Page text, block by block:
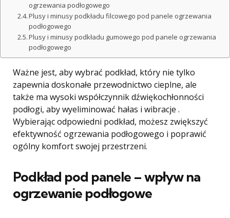
ogrzewania podłogowego
Plusy i minusy podkładu filcowego pod panele ogrzewania
podłogowego
Plusy i minusy podkładu gumowego pod panele ogrzewania
podłogowego
Ważne jest, aby wybrać podkład, który nie tylko
zapewnia doskonałe przewodnictwo cieplne, ale
także ma wysoki współczynnik dźwiękochłonności
podłogi, aby wyeliminować hałas i wibracje .
Wybierając odpowiedni podkład, możesz zwiększyć
efektywność ogrzewania podłogowego i poprawić
ogólny komfort swojej przestrzeni.
Podkład pod panele – wpływ na
ogrzewanie podłogowe